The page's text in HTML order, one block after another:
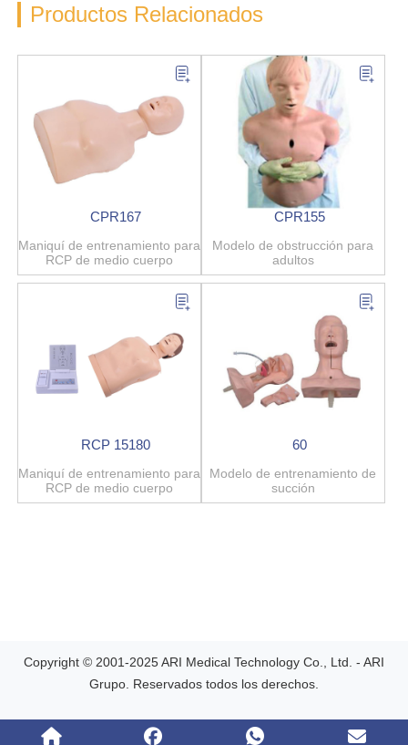
Productos Relacionados
CPR167
Maniquí de entrenamiento para
RCP de medio cuerpo
CPR155
Modelo de obstrucción para
adultos
RCP 15180
Maniquí de entrenamiento para
RCP de medio cuerpo
60
Modelo de entrenamiento de
succión
Copyright © 2001-2025 ARI Medical Technology Co., Ltd. - ARI
Grupo. Reservados todos los derechos.